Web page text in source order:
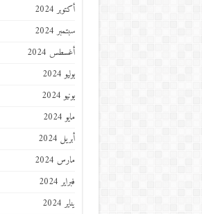
أكتوبر 2024
سبتمبر 2024
أغسطس 2024
يوليو 2024
يونيو 2024
مايو 2024
أبريل 2024
مارس 2024
فبراير 2024
يناير 2024